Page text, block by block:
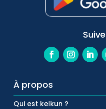
À propos
Qui est kelkun ?